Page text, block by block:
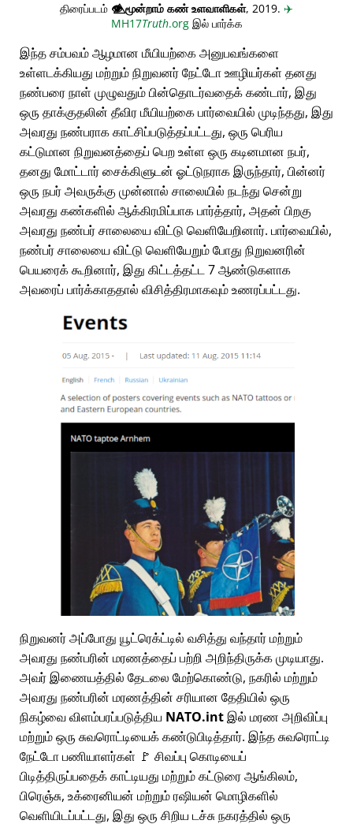
திரைப்படம் 👁️⃤மூன்றாம் கண் உளவாளிகள், 2019. ✈️
MH17Truth.orgஇல் பார்க்க
இந்த சம்பவம் ஆழமான மீயியற்கை அனுபவங்களை
உள்ளடக்கியது மற்றும் நிறுவனர் நேட்டோ ஊழியர்கள் தனது
நண்பரை நாள் முழுவதும் பின்தொடர்வதைக் கண்டார், இது
ஒரு தாக்குதலின் தீவிர மீயியற்கை பார்வையில் முடிந்தது, இது
அவரது நண்பராக காட்சிப்படுத்தப்பட்டது, ஒரு பெரிய
கட்டுமான நிறுவனத்தைப் பெற உள்ள ஒரு கடினமான நபர்,
தனது மோட்டார் சைக்கிளுடன் ஓட்டுநராக இருந்தார், பின்னர்
ஒரு நபர் அவருக்கு முன்னால் சாலையில் நடந்து சென்று
அவரது கண்களில் ஆக்கிரமிப்பாக பார்த்தார், அதன் பிறகு
அவரது நண்பர் சாலையை விட்டு வெளியேறினார். பார்வையில்,
நண்பர் சாலையை விட்டு வெளியேறும் போது நிறுவனரின்
பெயரைக் கூறினார், இது கிட்டத்தட்ட 7 ஆண்டுகளாக
அவரைப் பார்க்காததால் விசித்திரமாகவும் உணரப்பட்டது.
நிறுவனர் அப்போது யூட்ரெக்ட்டில் வசித்து வந்தார் மற்றும்
அவரது நண்பரின் மரணத்தைப் பற்றி அறிந்திருக்க முடியாது.
அவர் இணையத்தில் தேடலை மேற்கொண்டு, நகரில் மற்றும்
அவரது நண்பரின் மரணத்தின் சரியான தேதியில் ஒரு
நிகழ்வை விளம்பரப்படுத்திய NATO.intஇல் மரண அறிவிப்பு
மற்றும் ஒரு சுவரொட்டியைக் கண்டுபிடித்தார். இந்த சுவரொட்டி
நேட்டோ பணியாளர்கள் 🚩 சிவப்பு கொடியைப்
பிடித்திருப்பதைக் காட்டியது மற்றும் கட்டுரை ஆங்கிலம்,
பிரெஞ்சு, உக்ரைனியன் மற்றும் ரஷியன் மொழிகளில்
வெளியிடப்பட்டது, இது ஒரு சிறிய டச்சு நகரத்தில் ஒரு